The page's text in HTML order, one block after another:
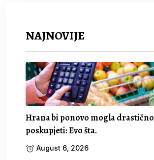
NAJNOVIJE
Hrana bi ponovo mogla drastično
poskupjeti: Evo šta.
August 6, 2026